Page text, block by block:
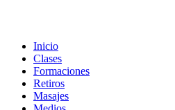
Inicio
Clases
Formaciones
Retiros
Masajes